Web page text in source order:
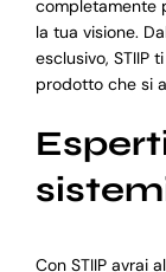
completamente
la tua visione.
esclusivo, STIIP
prodotto che si
Con STIIP avrai